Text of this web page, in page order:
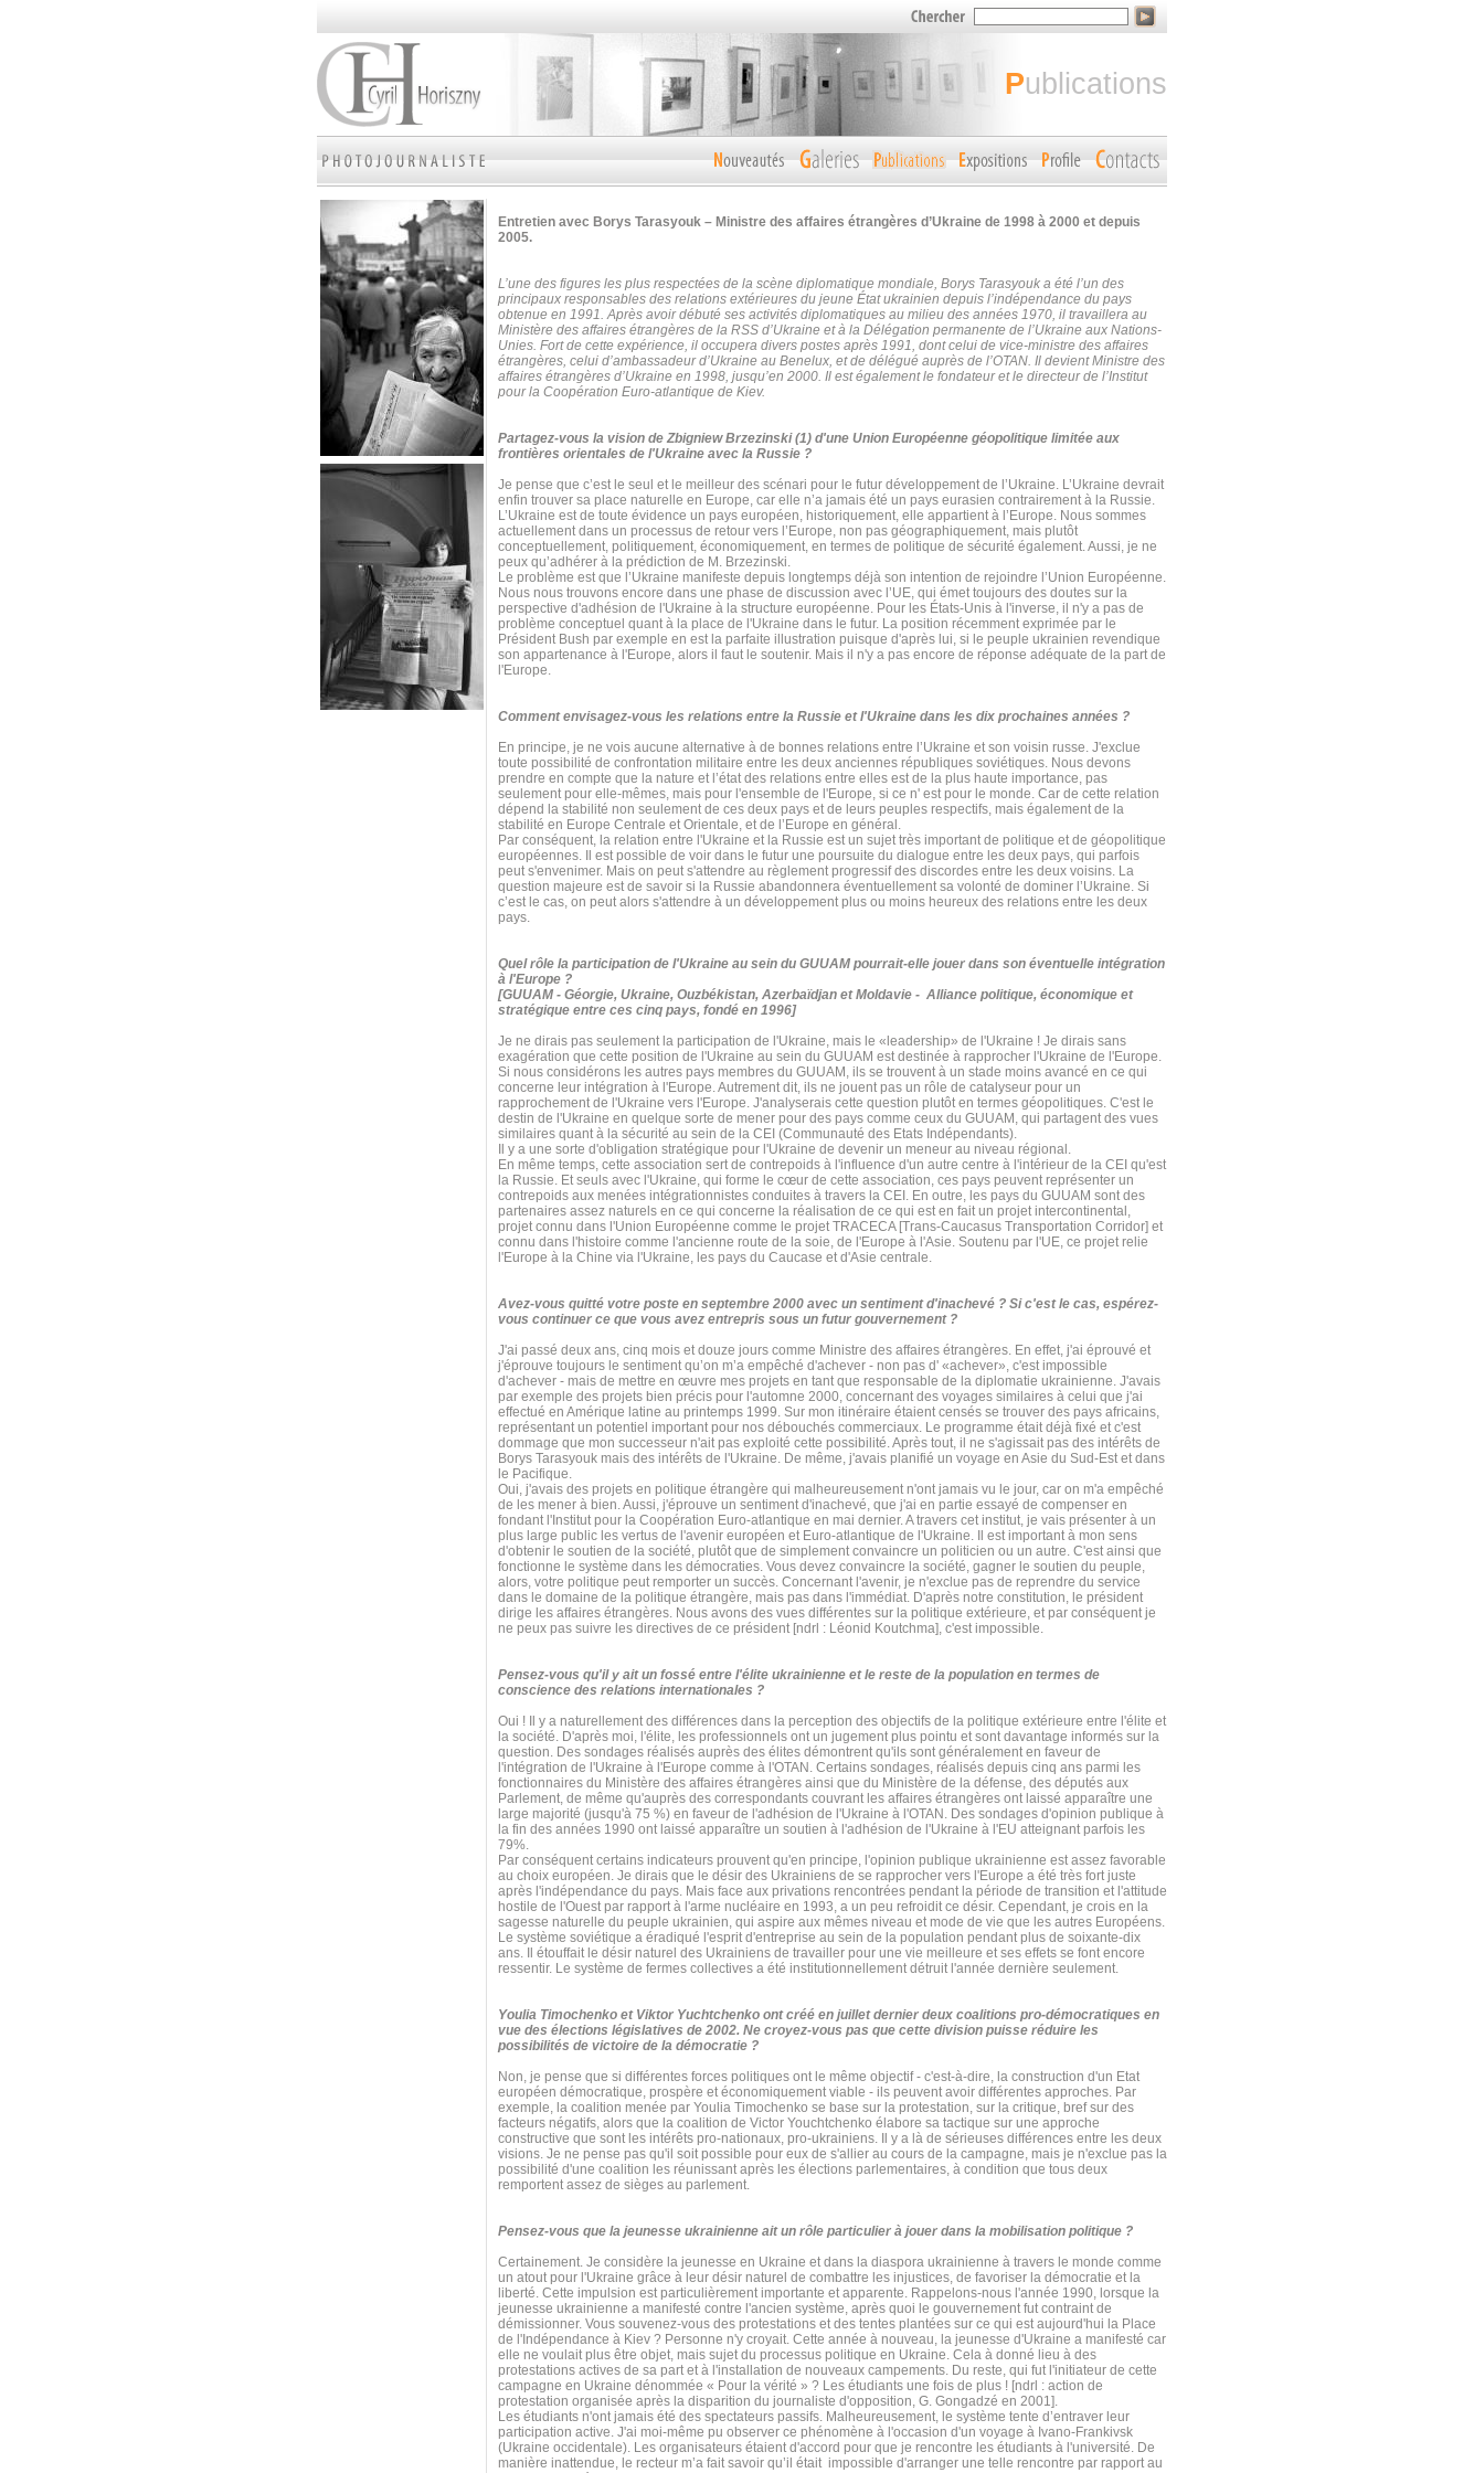
publications
Entretien avec Borys Tarasyouk – Ministre des affaires étrangères d’Ukraine de 1998 à 2000 et depuis
2005.
L’une des figures les plus respectées de la scène diplomatique mondiale, Borys Tarasyouk a été l’un des
principaux responsables des relations extérieures du jeune État ukrainien depuis l’indépendance du pays
obtenue en 1991. Après avoir débuté ses activités diplomatiques au milieu des années 1970, il travaillera au
Ministère des affaires étrangères de la RSS d’Ukraine et à la Délégation permanente de l’Ukraine aux Nations-
Unies. Fort de cette expérience, il occupera divers postes après 1991, dont celui de vice-ministre des affaires
étrangères, celui d’ambassadeur d’Ukraine au Benelux, et de délégué auprès de l’OTAN. Il devient Ministre des
affaires étrangères d’Ukraine en 1998, jusqu’en 2000. Il est également le fondateur et le directeur de l’Institut
pour la Coopération Euro-atlantique de Kiev.
Partagez-vous la vision de Zbigniew Brzezinski (1) d'une Union Européenne géopolitique limitée aux
frontières orientales de l'Ukraine avec la Russie ?
Je pense que c’est le seul et le meilleur des scénari pour le futur développement de l’Ukraine. L’Ukraine devrait
enfin trouver sa place naturelle en Europe, car elle n’a jamais été un pays eurasien contrairement à la Russie.
L’Ukraine est de toute évidence un pays européen, historiquement, elle appartient à l’Europe. Nous sommes
actuellement dans un processus de retour vers l’Europe, non pas géographiquement, mais plutôt
conceptuellement, politiquement, économiquement, en termes de politique de sécurité également. Aussi, je ne
peux qu’adhérer à la prédiction de M. Brzezinski.
Le problème est que l’Ukraine manifeste depuis longtemps déjà son intention de rejoindre l’Union Européenne.
Nous nous trouvons encore dans une phase de discussion avec l’UE, qui émet toujours des doutes sur la
perspective d'adhésion de l'Ukraine à la structure européenne. Pour les États-Unis à l'inverse, il n'y a pas de
problème conceptuel quant à la place de l'Ukraine dans le futur. La position récemment exprimée par le
Président Bush par exemple en est la parfaite illustration puisque d'après lui, si le peuple ukrainien revendique
son appartenance à l'Europe, alors il faut le soutenir. Mais il n'y a pas encore de réponse adéquate de la part de
l'Europe.
Comment envisagez-vous les relations entre la Russie et l'Ukraine dans les dix prochaines années ?
En principe, je ne vois aucune alternative à de bonnes relations entre l’Ukraine et son voisin russe. J'exclue
toute possibilité de confrontation militaire entre les deux anciennes républiques soviétiques. Nous devons
prendre en compte que la nature et l’état des relations entre elles est de la plus haute importance, pas
seulement pour elle-mêmes, mais pour l'ensemble de l'Europe, si ce n' est pour le monde. Car de cette relation
dépend la stabilité non seulement de ces deux pays et de leurs peuples respectifs, mais également de la
stabilité en Europe Centrale et Orientale, et de l’Europe en général.
Par conséquent, la relation entre l'Ukraine et la Russie est un sujet très important de politique et de géopolitique
européennes. Il est possible de voir dans le futur une poursuite du dialogue entre les deux pays, qui parfois
peut s'envenimer. Mais on peut s'attendre au règlement progressif des discordes entre les deux voisins. La
question majeure est de savoir si la Russie abandonnera éventuellement sa volonté de dominer l’Ukraine. Si
c’est le cas, on peut alors s'attendre à un développement plus ou moins heureux des relations entre les deux
pays.
Quel rôle la participation de l'Ukraine au sein du GUUAM pourrait-elle jouer dans son éventuelle intégration
à l'Europe ?
[GUUAM - Géorgie, Ukraine, Ouzbékistan, Azerbaïdjan et Moldavie - Alliance politique, économique et
stratégique entre ces cinq pays, fondé en 1996]
Je ne dirais pas seulement la participation de l'Ukraine, mais le «leadership» de l'Ukraine ! Je dirais sans
exagération que cette position de l'Ukraine au sein du GUUAM est destinée à rapprocher l'Ukraine de l'Europe.
Si nous considérons les autres pays membres du GUUAM, ils se trouvent à un stade moins avancé en ce qui
concerne leur intégration à l'Europe. Autrement dit, ils ne jouent pas un rôle de catalyseur pour un
rapprochement de l'Ukraine vers l'Europe. J'analyserais cette question plutôt en termes géopolitiques. C'est le
destin de l'Ukraine en quelque sorte de mener pour des pays comme ceux du GUUAM, qui partagent des vues
similaires quant à la sécurité au sein de la CEI (Communauté des Etats Indépendants).
Il y a une sorte d'obligation stratégique pour l'Ukraine de devenir un meneur au niveau régional.
En même temps, cette association sert de contrepoids à l'influence d'un autre centre à l'intérieur de la CEI qu'est
la Russie. Et seuls avec l'Ukraine, qui forme le cœur de cette association, ces pays peuvent représenter un
contrepoids aux menées intégrationnistes conduites à travers la CEI. En outre, les pays du GUUAM sont des
partenaires assez naturels en ce qui concerne la réalisation de ce qui est en fait un projet intercontinental,
projet connu dans l'Union Européenne comme le projet TRACECA [Trans-Caucasus Transportation Corridor] et
connu dans l'histoire comme l'ancienne route de la soie, de l'Europe à l'Asie. Soutenu par l'UE, ce projet relie
l'Europe à la Chine via l'Ukraine, les pays du Caucase et d'Asie centrale.
Avez-vous quitté votre poste en septembre 2000 avec un sentiment d'inachevé ? Si c'est le cas, espérez-
vous continuer ce que vous avez entrepris sous un futur gouvernement ?
J'ai passé deux ans, cinq mois et douze jours comme Ministre des affaires étrangères. En effet, j'ai éprouvé et
j'éprouve toujours le sentiment qu’on m’a empêché d'achever - non pas d' «achever», c'est impossible
d'achever - mais de mettre en œuvre mes projets en tant que responsable de la diplomatie ukrainienne. J'avais
par exemple des projets bien précis pour l'automne 2000, concernant des voyages similaires à celui que j'ai
effectué en Amérique latine au printemps 1999. Sur mon itinéraire étaient censés se trouver des pays africains,
représentant un potentiel important pour nos débouchés commerciaux. Le programme était déjà fixé et c'est
dommage que mon successeur n'ait pas exploité cette possibilité. Après tout, il ne s'agissait pas des intérêts de
Borys Tarasyouk mais des intérêts de l'Ukraine. De même, j'avais planifié un voyage en Asie du Sud-Est et dans
le Pacifique.
Oui, j'avais des projets en politique étrangère qui malheureusement n'ont jamais vu le jour, car on m'a empêché
de les mener à bien. Aussi, j'éprouve un sentiment d'inachevé, que j'ai en partie essayé de compenser en
fondant l'Institut pour la Coopération Euro-atlantique en mai dernier. A travers cet institut, je vais présenter à un
plus large public les vertus de l'avenir européen et Euro-atlantique de l'Ukraine. Il est important à mon sens
d'obtenir le soutien de la société, plutôt que de simplement convaincre un politicien ou un autre. C'est ainsi que
fonctionne le système dans les démocraties. Vous devez convaincre la société, gagner le soutien du peuple,
alors, votre politique peut remporter un succès. Concernant l'avenir, je n'exclue pas de reprendre du service
dans le domaine de la politique étrangère, mais pas dans l'immédiat. D'après notre constitution, le président
dirige les affaires étrangères. Nous avons des vues différentes sur la politique extérieure, et par conséquent je
ne peux pas suivre les directives de ce président [ndrl : Léonid Koutchma], c'est impossible.
Pensez-vous qu'il y ait un fossé entre l'élite ukrainienne et le reste de la population en termes de
conscience des relations internationales ?
Oui ! Il y a naturellement des différences dans la perception des objectifs de la politique extérieure entre l'élite et
la société. D'après moi, l'élite, les professionnels ont un jugement plus pointu et sont davantage informés sur la
question. Des sondages réalisés auprès des élites démontrent qu'ils sont généralement en faveur de
l'intégration de l'Ukraine à l'Europe comme à l'OTAN. Certains sondages, réalisés depuis cinq ans parmi les
fonctionnaires du Ministère des affaires étrangères ainsi que du Ministère de la défense, des députés aux
Parlement, de même qu'auprès des correspondants couvrant les affaires étrangères ont laissé apparaître une
large majorité (jusqu'à 75 %) en faveur de l'adhésion de l'Ukraine à l'OTAN. Des sondages d'opinion publique à
la fin des années 1990 ont laissé apparaître un soutien à l'adhésion de l'Ukraine à l'EU atteignant parfois les
79%.
Par conséquent certains indicateurs prouvent qu'en principe, l'opinion publique ukrainienne est assez favorable
au choix européen. Je dirais que le désir des Ukrainiens de se rapprocher vers l'Europe a été très fort juste
après l'indépendance du pays. Mais face aux privations rencontrées pendant la période de transition et l'attitude
hostile de l'Ouest par rapport à l'arme nucléaire en 1993, a un peu refroidit ce désir. Cependant, je crois en la
sagesse naturelle du peuple ukrainien, qui aspire aux mêmes niveau et mode de vie que les autres Européens.
Le système soviétique a éradiqué l'esprit d'entreprise au sein de la population pendant plus de soixante-dix
ans. Il étouffait le désir naturel des Ukrainiens de travailler pour une vie meilleure et ses effets se font encore
ressentir. Le système de fermes collectives a été institutionnellement détruit l'année dernière seulement.
Youlia Timochenko et Viktor Yuchtchenko ont créé en juillet dernier deux coalitions pro-démocratiques en
vue des élections législatives de 2002. Ne croyez-vous pas que cette division puisse réduire les
possibilités de victoire de la démocratie ?
Non, je pense que si différentes forces politiques ont le même objectif - c'est-à-dire, la construction d'un Etat
européen démocratique, prospère et économiquement viable - ils peuvent avoir différentes approches. Par
exemple, la coalition menée par Youlia Timochenko se base sur la protestation, sur la critique, bref sur des
facteurs négatifs, alors que la coalition de Victor Youchtchenko élabore sa tactique sur une approche
constructive que sont les intérêts pro-nationaux, pro-ukrainiens. Il y a là de sérieuses différences entre les deux
visions. Je ne pense pas qu'il soit possible pour eux de s'allier au cours de la campagne, mais je n'exclue pas la
possibilité d'une coalition les réunissant après les élections parlementaires, à condition que tous deux
remportent assez de sièges au parlement.
Pensez-vous que la jeunesse ukrainienne ait un rôle particulier à jouer dans la mobilisation politique ?
Certainement. Je considère la jeunesse en Ukraine et dans la diaspora ukrainienne à travers le monde comme
un atout pour l'Ukraine grâce à leur désir naturel de combattre les injustices, de favoriser la démocratie et la
liberté. Cette impulsion est particulièrement importante et apparente. Rappelons-nous l'année 1990, lorsque la
jeunesse ukrainienne a manifesté contre l'ancien système, après quoi le gouvernement fut contraint de
démissionner. Vous souvenez-vous des protestations et des tentes plantées sur ce qui est aujourd'hui la Place
de l'Indépendance à Kiev ? Personne n'y croyait. Cette année à nouveau, la jeunesse d'Ukraine a manifesté car
elle ne voulait plus être objet, mais sujet du processus politique en Ukraine. Cela à donné lieu à des
protestations actives de sa part et à l'installation de nouveaux campements. Du reste, qui fut l'initiateur de cette
campagne en Ukraine dénommée « Pour la vérité » ? Les étudiants une fois de plus ! [ndrl : action de
protestation organisée après la disparition du journaliste d'opposition, G. Gongadzé en 2001].
Les étudiants n'ont jamais été des spectateurs passifs. Malheureusement, le système tente d’entraver leur
participation active. J'ai moi-même pu observer ce phénomène à l'occasion d'un voyage à Ivano-Frankivsk
(Ukraine occidentale). Les organisateurs étaient d'accord pour que je rencontre les étudiants à l'université. De
manière inattendue, le recteur m’a fait savoir qu’il était impossible d'arranger une telle rencontre par rapport au